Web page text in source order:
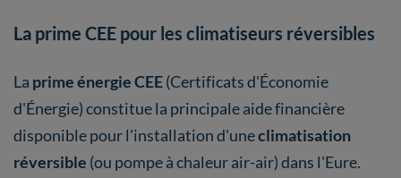
La prime CEE pour les climatiseurs réversibles
La prime énergie CEE(Certificats d'Économie
d'Énergie) constitue la principale aide financière
disponible pour l'installation d'uneclimatisation
réversible (ou pompe à chaleur air-air) dans l'Eure.